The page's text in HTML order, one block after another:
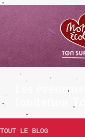
Les
fondation
TOUT LE BLOG